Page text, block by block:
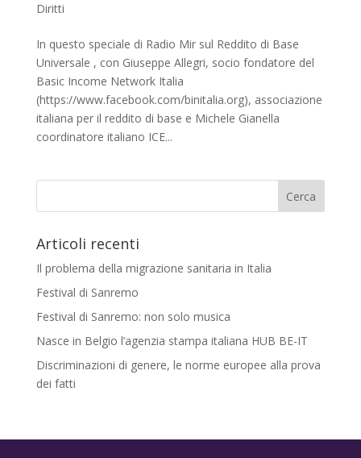
Diritti
In questo speciale di Radio Mir sul Reddito di Base
Universale , con Giuseppe Allegri, socio fondatore del
Basic Income Network Italia
(https://www.facebook.com/binitalia.org), associazione
italiana per il reddito di base e Michele Gianella
coordinatore italiano ICE...
Articoli recenti
Il problema della migrazione sanitaria in Italia
Festival di Sanremo
Festival di Sanremo: non solo musica
Nasce in Belgio l’agenzia stampa italiana HUB BE-IT
Discriminazioni di genere, le norme europee alla prova
dei fatti